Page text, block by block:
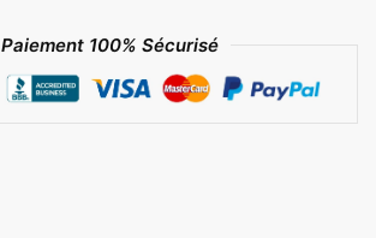
Paiement 100% Sécurisé